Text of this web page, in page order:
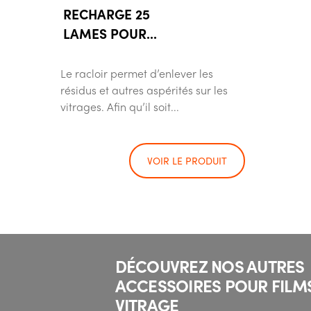
RECHARGE 25
LAMES POUR...
Le racloir permet d’enlever les
résidus et autres aspérités sur les
vitrages. Afin qu’il soit...
VOIR LE PRODUIT
DÉCOUVREZ NOS AUTRES
ACCESSOIRES POUR
VITRAGE